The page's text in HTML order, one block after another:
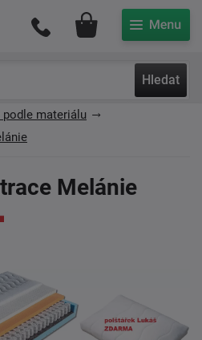
Hledat
Můj účet
podle materiálu
Melánie